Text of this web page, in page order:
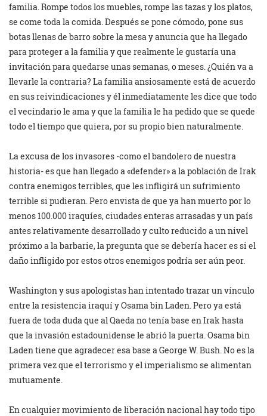
familia. Rompe todos los muebles, rompe las tazas y los platos,
se come toda la comida. Después se pone cómodo, pone sus
botas llenas de barro sobre la mesa y anuncia que ha llegado
para proteger a la familia y que realmente le gustaría una
invitación para quedarse unas semanas, o meses. ¿Quién va a
llevarle la contraria? La familia ansiosamente está de acuerdo
en sus reivindicaciones y él inmediatamente les dice que todo
el vecindario le ama y que la familia le ha pedido que se quede
todo el tiempo que quiera, por su propio bien naturalmente.
La excusa de los invasores -como el bandolero de nuestra
historia- es que han llegado a «defender» a la población de Irak
contra enemigos terribles, que les infligirá un sufrimiento
terrible si pudieran. Pero envista de que ya han muerto por lo
menos 100.000 iraquíes, ciudades enteras arrasadas y un país
antes relativamente desarrollado y culto reducido a un nivel
próximo a la barbarie, la pregunta que se debería hacer es si el
daño infligido por estos otros enemigos podría ser aún peor.
Washington y sus apologistas han intentado trazar un vínculo
entre la resistencia iraquí y Osama bin Laden. Pero ya está
fuera de toda duda que al Qaeda no tenía base en Irak hasta
que la invasión estadounidense le abrió la puerta. Osama bin
Laden tiene que agradecer esa base a George W. Bush. No es la
primera vez que el terrorismo y el imperialismo se alimentan
mutuamente.
En cualquier movimiento de liberación nacional hay todo tipo